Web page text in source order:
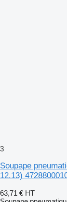
3
Soupape
12.13)
63,71 € HT